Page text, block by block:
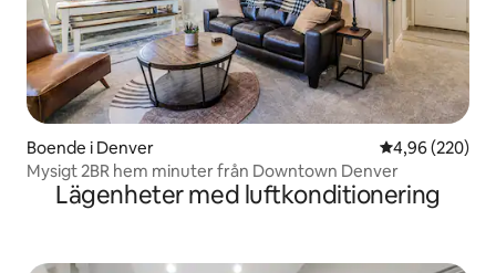
Boende i Denver 4,96 av 5 i
4,96 (220)
Mysigt 2BR hem minuter från Downtown Denver
Lägenheter med luftkonditionering